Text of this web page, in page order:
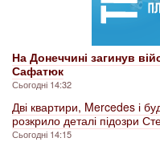
На Донеччині загинув
Сафатюк
Сьогодні 14:32
Дві квартири, Mercedes і
розкрило деталі підозри
Сьогодні 14:15